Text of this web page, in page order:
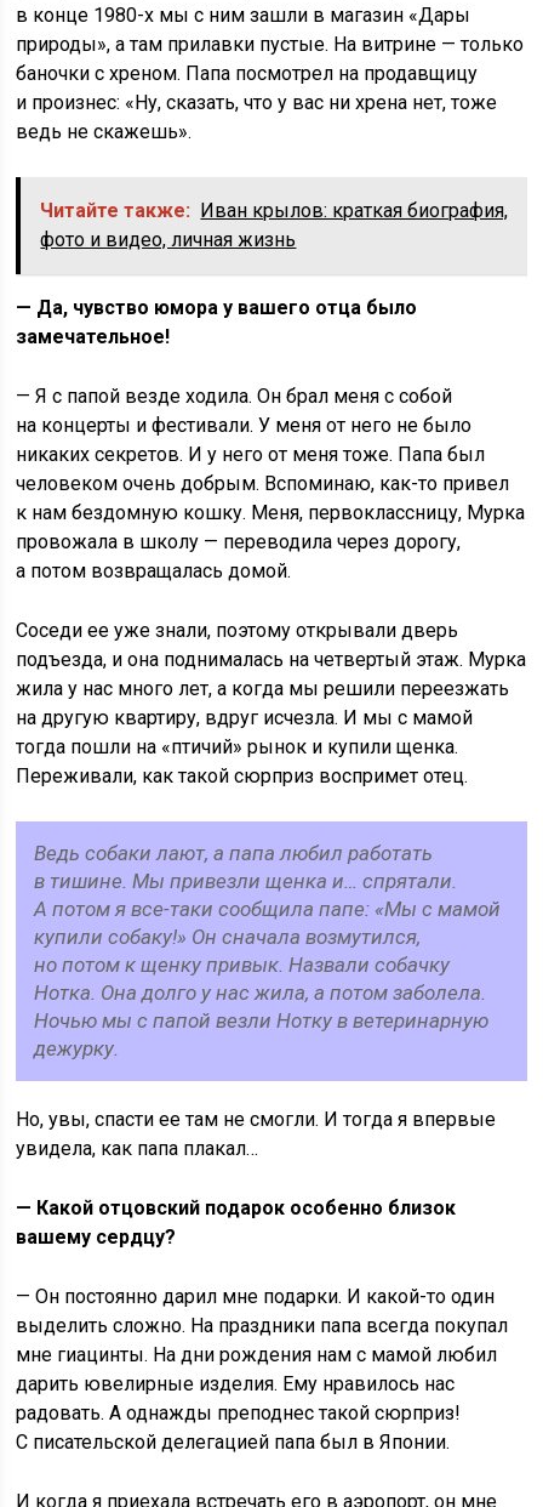
в конце 1980-х мы с ним зашли в магазин «Дары
природы», а там прилавки пустые. На витрине — только
баночки с хреном. Папа посмотрел на продавщицу
и произнес: «Ну, сказать, что у вас ни хрена нет, тоже
ведь не скажешь».
Читайте также: Иван крылов: краткая биография,
фото и видео, личная жизнь
— Да, чувство юмора у вашего отца было
замечательное!
— Я с папой везде ходила. Он брал меня с собой
на концерты и фестивали. У меня от него не было
никаких секретов. И у него от меня тоже. Папа был
человеком очень добрым. Вспоминаю, как-то привел
к нам бездомную кошку. Меня, первоклассницу, Мурка
провожала в школу — переводила через дорогу,
а потом возвращалась домой.
Соседи ее уже знали, поэтому открывали дверь
подъезда, и она поднималась на четвертый этаж. Мурка
жила у нас много лет, а когда мы решили переезжать
на другую квартиру, вдруг исчезла. И мы с мамой
тогда пошли на «птичий» рынок и купили щенка.
Переживали, как такой сюрприз воспримет отец.
Ведь собаки лают, а папа любил работать
в тишине. Мы привезли щенка и… спрятали.
А потом я все-таки сообщила папе: «Мы с мамой
купили собаку!» Он сначала возмутился,
но потом к щенку привык. Назвали собачку
Нотка. Она долго у нас жила, а потом заболела.
Ночью мы с папой везли Нотку в ветеринарную
дежурку.
Но, увы, спасти ее там не смогли. И тогда я впервые
увидела, как папа плакал…
— Какой отцовский подарок особенно близок
вашему сердцу?
— Он постоянно дарил мне подарки. И какой-то один
выделить сложно. На праздники папа всегда покупал
мне гиацинты. На дни рождения нам с мамой любил
дарить ювелирные изделия. Ему нравилось нас
радовать. А однажды преподнес такой сюрприз!
С писательской делегацией папа был в Японии.
И когда я приехала встречать его в аэропорт, он мне